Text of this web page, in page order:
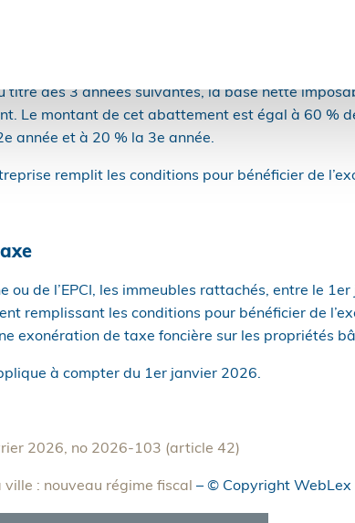
titre des 3 années suivantes, la base nette
Le montant de cet abattement est égal à 60 %
année et à 20 % la 3e année.
remplit les conditions pour bénéficier de
de l’EPCI, les immeubles rattachés, entre le
remplissant les conditions pour bénéficier de
exonération de taxe foncière sur les propriétés
à compter du 1er janvier 2026.
2026, no 2026-103 (article 42)
: nouveau régime fiscal – © Copyright WebLex